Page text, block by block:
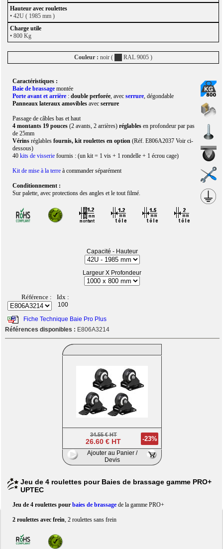
• 42U ( 1985 mm )
• 800 Kg
Couleur :noir ( RAL 9005 )
Caractéristiques :
Baie de brassage montée
Porte avant et arrière : double perforée, avecserrure, dégondable
Panneaux lateraux amoviblesavecserrure
Passage de câbles bas et haut
4 montants 19 pouces(2 avants, 2 arrières) réglablesen profondeur par pas
de 25mm
Vérins réglablesfournis, kit roulettes en option(Réf. E806A2037 Voir ci-
dessous)
40kits de visserie fournis : (un kit = 1 vis + 1 rondelle + 1 écrou cage)
Kit de mise à la terre à commander séparément
Conditionnement :
Sur palette, avec protections des angles et le tout filmé.
Capacité - Hauteur
Largeur X Profondeur
Référence : Idx :
100
Fiche Technique Baie Pro Plus
Références disponibles : E806A3214
34.55 € HT
26.60 € HT -23%
Ajouter au Panier /
Devis
Jeu de 4 roulettes pour Baies de brassage gamme PRO+
UPTEC
Jeu de 4 roulettes pourbaies de brassage de la gamme PRO+
2 roulettes avec frein, 2 roulettes sans frein